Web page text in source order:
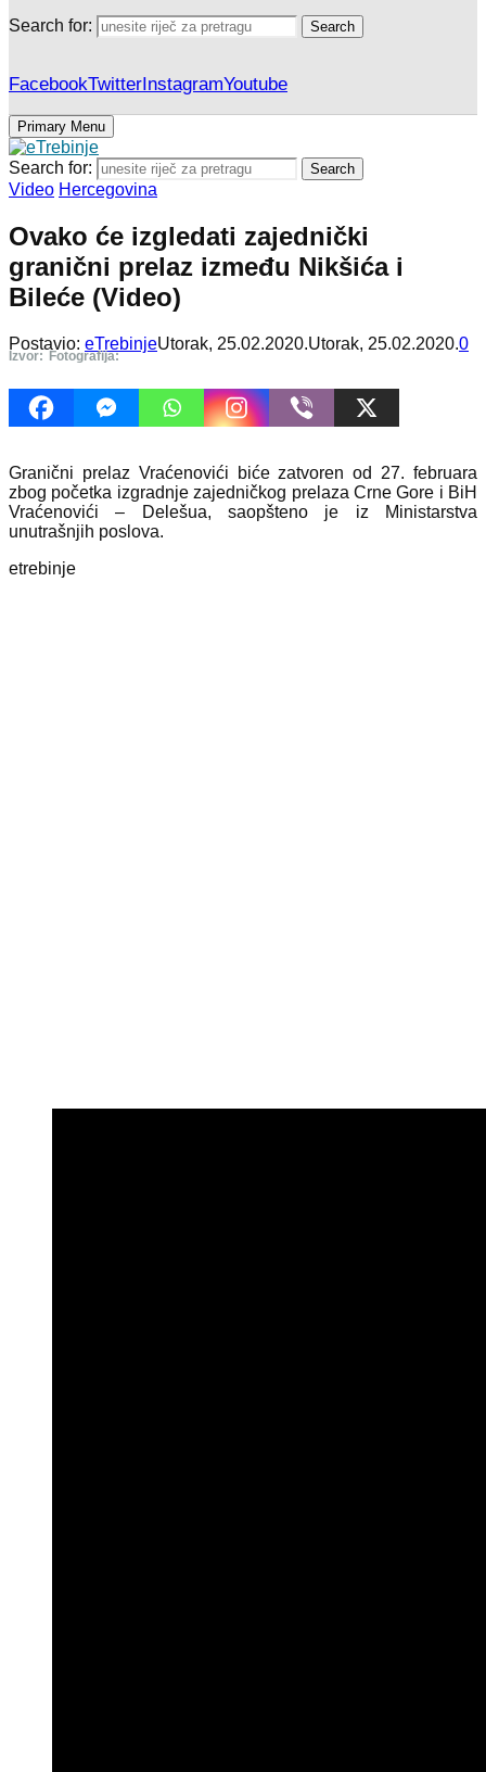
Search for: Search
FacebookTwitterInstagramYoutube
Primary Menu
Search for: Search
Video Hercegovina
Ovako će izgledati zajednički
granični prelaz između Nikšića i
Bileće (Video)
Postavio: eTrebinjeUtorak, 25.02.2020.Utorak, 25.02.2020.0
Izvor: Fotografija:
Granični prelaz Vraćenovići biće zatvoren od 27. februara
zbog početka izgradnje zajedničkog prelaza Crne Gore i BiH
Vraćenovići – Delešua, saopšteno je iz Ministarstva
unutrašnjih poslova.
etrebinje